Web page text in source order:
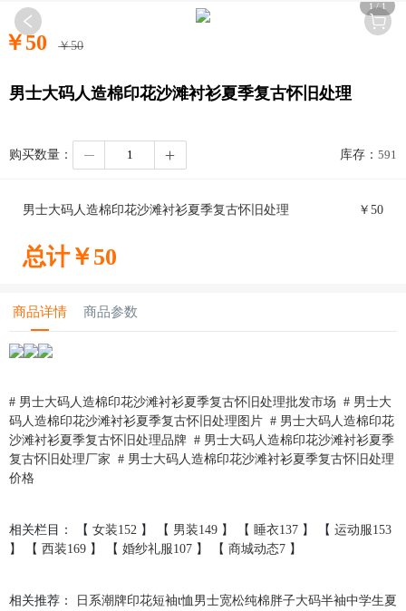
1 / 1
￥50 ￥50
男士大码人造棉印花沙滩衬衫夏季复古怀旧处理
购买数量： 库存： 591
男士大码人造棉印花沙滩衬衫夏季复古怀旧处理 ￥ 50
总计￥50
商品详情 商品参数
# 男士大码人造棉印花沙滩衬衫夏季复古怀旧处理批发市场 # 男士大
码人造棉印花沙滩衬衫夏季复古怀旧处理图片 # 男士大码人造棉印花
沙滩衬衫夏季复古怀旧处理品牌 # 男士大码人造棉印花沙滩衬衫夏季
复古怀旧处理厂家 # 男士大码人造棉印花沙滩衬衫夏季复古怀旧处理
价格
相关栏目： 【 女装152 】 【 男装149 】 【 睡衣137 】 【 运动服153
】 【 西装169 】 【 婚纱礼服107 】 【 商城动态7 】
相关推荐：
日系潮牌印花短袖t恤男士宽松纯棉胖子大码半袖中学生夏